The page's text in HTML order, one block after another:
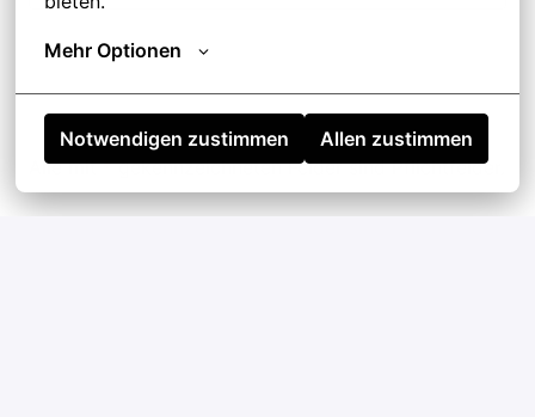
Mehr Optionen
Notwendigen zustimmen Allen zustimmen
Alle mit*gekennzeichneten Felder sind Pflichtfelder.